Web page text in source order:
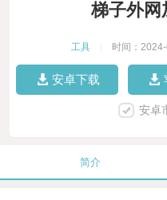
梯子外网
工具 时间：
安卓下载
安卓
简介